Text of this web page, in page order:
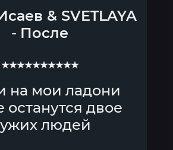
& SVETLAYA
- После
★★★★★★★★★★
на мои ладони
останутся двое
людей